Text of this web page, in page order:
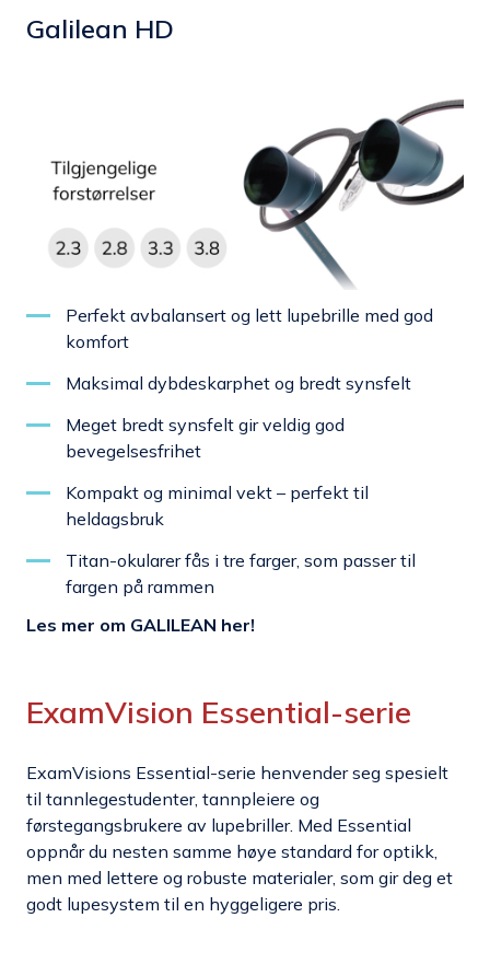
Galilean HD
Perfekt avbalansert og lett lupebrille med god
komfort
Maksimal dybdeskarphet og bredt synsfelt
Meget bredt synsfelt gir veldig god
bevegelsesfrihet
Kompakt og minimal vekt – perfekt til
heldagsbruk
Titan-okularer fås i tre farger, som passer til
fargen på rammen
Les mer om GALILEAN her!
ExamVision Essential-serie
ExamVisions Essential-serie henvender seg spesielt
til tannlegestudenter, tannpleiere og
førstegangsbrukere av lupebriller. Med Essential
oppnår du nesten samme høye standard for optikk,
men med lettere og robuste materialer, som gir deg et
godt lupesystem til en hyggeligere pris.